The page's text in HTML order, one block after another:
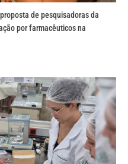
de pesquisadoras da
por farmacêuticos na